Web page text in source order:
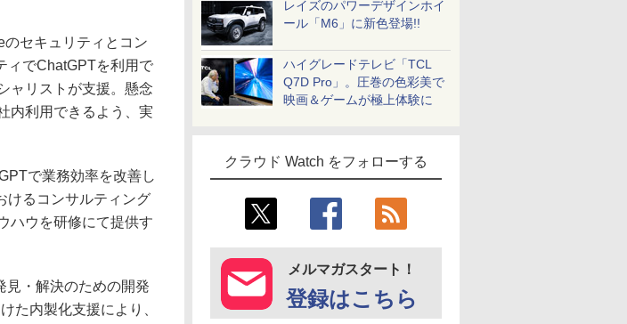
レイズのパワーデザインホイ
ール「M6」に新色登場!!
ハイグレードテレビ「TCL
Q7D Pro」。圧巻の色彩美で
映画＆ゲームが極上体験に
クラウド Watch をフォローする
メルマガスタート！
登録はこちら
セキュリティとコン
ィでChatGPTを利用で
ャリストが支援。懸念
内利用できるよう、実
で業務効率を改善し
けるコンサルティング
ハウを研修にて提供す
・解決のための開発
た内製化支援により、